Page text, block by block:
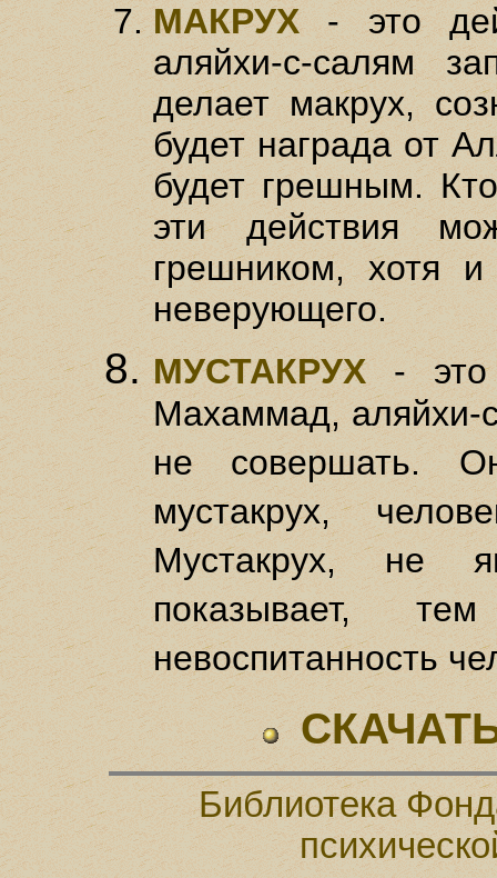
МАКРУХ- это
аляйхи-с-салям
делает макрух,
будет награда от
будет грешным.
эти действия
грешником, хотя
неверующего.
МУСТАКРУХ- это
Махаммад, аляйхи-
не совершать.
мустакрух,
Мустакрух, не
показывает,
невоспитанность
Библиотека